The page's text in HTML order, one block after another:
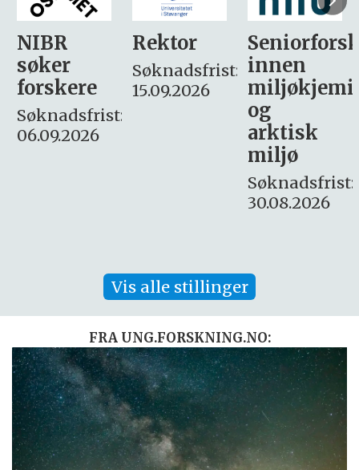
Rektor
Søknadsfrist:
15.09.2026
Seniorforsker
innen
miljøkjemi
søker
– fast
Søknadsfrist:
16. august.
Vis alle stillinger
FRA UNG.FORSKNING.NO: